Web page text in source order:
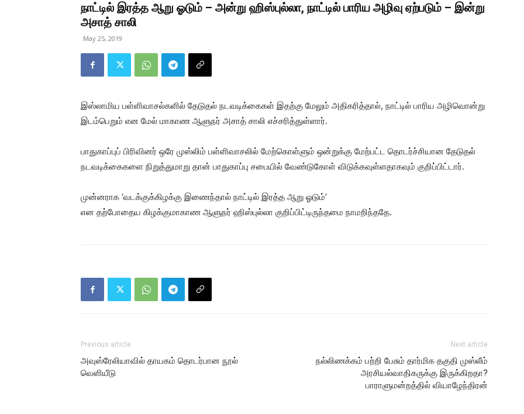
நாட்டில் இரத்த ஆறு ஓடும் – அன்று ஹிஸ்புல்லா, நாட்டில் பாரிய அழிவு ஏற்படும் – இன்று
அசாத் சாலி
May 25, 2019
இஸ்லாமிய பள்ளிவாசல்களில் தேடுதல் நடவடிக்கைகள் இதற்கு மேலும் அதிகரித்தால், நாட்டில் பாரிய அழிவொன்று
இடம்பெறும் என மேல் மாகாண ஆளுநர் அசாத் சாலி எச்சரித்துள்ளார்.
பாதுகாப்புப் பிரிவினர் ஒரே முஸ்லிம் பள்ளிவாசலில் மேற்கொள்ளும் ஒன்றுக்கு மேற்பட்ட தொடர்ச்சியான தேடுதல்
நடவடிக்கைகளை நிறுத்துமாறு தான் பாதுகாப்பு சபையில் வேண்டுகோள் விடுக்கவுள்ளதாகவும் குறிப்பிட்டார்.
முன்னராக ‘வடக்குக்கிழக்கு இணைந்தால் நாட்டில் இரத்த ஆறு ஓடும்’
என தற்போதைய கிழக்குமாகாண ஆளுநர் ஹிஸ்புல்லா குறிப்பிட்டிருந்தமை நாமறிந்ததே.
Previous article
அவுஸ்ரேலியாவில் தாயகம் தொடர்பான நூல்
வெளியீடு
Next article
நல்லிணக்கம் பற்றி பேசும் தார்மிக தகுதி முஸ்லீம்
அரசியல்வாதிகருக்கு இருக்கிறதா?
பாராளுமன்றத்தில் வியாழேந்திரன்